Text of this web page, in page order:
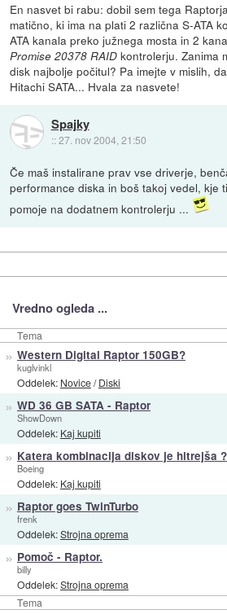
En nasvet bi rabu: dobil sem tega
matično, ki ima na plati 2 različna S-ATA
ATA kanala preko južnega mosta in 2
Promise 20378 RAID kontrolerju. Zanima
disk najbolje počitul? Pa imejte v mislih,
Hitachi SATA... Hvala za nasvete!
Spajky
::27. nov 2004, 21:50
Če maš instalirane prav vse driverje,
performance diska in boš takoj vedel, kje
pomoje na dodatnem kontrolerju ...
Vredno ogleda ...
Tema
Tema
» Western Digital Raptor 150GB?
kuglvinkl
Oddelek: Novice/Diski
» WD 36 GB SATA - Raptor
ShowDown
Oddelek: Kaj kupiti
» Katera kombinacija diskov je hitrejša ?
Boeing
Oddelek: Kaj kupiti
» Raptor goes TwinTurbo
frenk
Oddelek:Strojna oprema
» Pomoč - Raptor.
billy
Oddelek:Strojna oprema